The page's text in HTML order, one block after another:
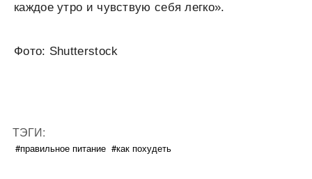
каждое утро и чувствую себя легко».
Фото: Shutterstock
ТЭГИ:
#правильное питание #как похудеть